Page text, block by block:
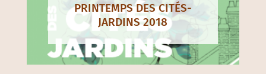
PRINTEMPS DES CITÉS-
JARDINS 2018